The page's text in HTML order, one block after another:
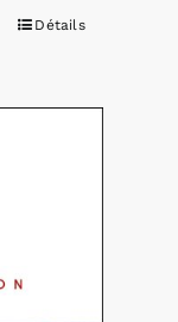
Détails